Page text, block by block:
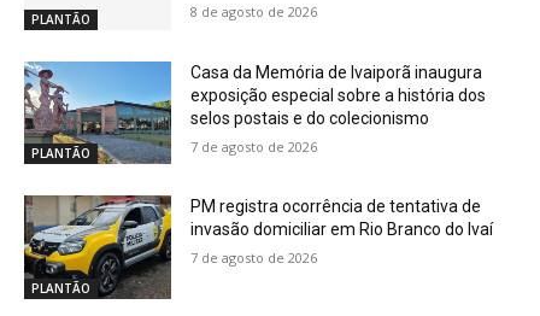
PLANTÃO 8 de agosto de 2026
PLANTÃO
Casa da Memória de Ivaiporã inaugura
exposição especial sobre a história dos
selos postais e do colecionismo
7 de agosto de 2026
PLANTÃO
PM registra ocorrência de tentativa de
invasão domiciliar em Rio Branco do Ivaí
7 de agosto de 2026